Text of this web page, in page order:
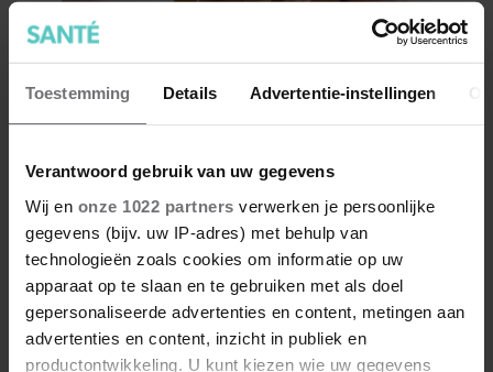
Toestemming Details Advertentie-instellingen
Verantwoord gebruik van uw gegevens
Wij en onze 1022 partners verwerken je persoonlijke
gegevens (bijv. uw IP-adres) met behulp van
technologieën zoals cookies om informatie op uw
apparaat op te slaan en te gebruiken met als doel
gepersonaliseerde advertenties en content, metingen aan
advertenties en content, inzicht in publiek en
productontwikkeling. U kunt kiezen wie uw gegevens
Kun je zonnebrandcrème met